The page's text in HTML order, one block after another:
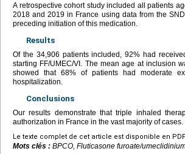
A retrospective cohort study included all patients
2018 and 2019 in France using data from the
preceding initiation of this medication.
Results
Of the 34,906 patients included, 92% had
starting FF/UMEC/VI. The mean age at inclusion
showed that 68% of patients had moderate
hospitalization.
Conclusions
Our results demonstrate that triple inhaled
authorization in France in the vast majority of cases.
Le texte complet de cet article est disponible en PDF.
Mots clés : BPCO, Fluticasone furoate/